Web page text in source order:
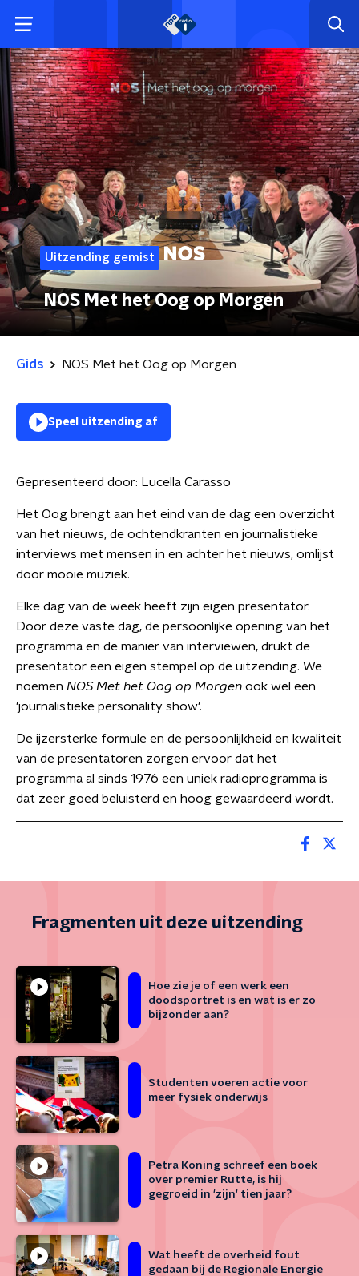
Uitzending gemist
NOS Met het Oog op Morgen
Gids NOS Met het Oog op Morgen
Speel uitzending af
Gepresenteerd door: Lucella Carasso
Het Oog brengt aan het eind van de dag een overzicht
van het nieuws, de ochtendkranten en journalistieke
interviews met mensen in en achter het nieuws, omlijst
door mooie muziek.
Elke dag van de week heeft zijn eigen presentator.
Door deze vaste dag, de persoonlijke opening van het
programma en de manier van interviewen, drukt de
presentator een eigen stempel op de uitzending. We
noemen NOS Met het Oog op Morgen ook wel een
'journalistieke personality show'.
De ijzersterke formule en de persoonlijkheid en kwaliteit
van de presentatoren zorgen ervoor dat het
programma al sinds 1976 een uniek radioprogramma is
dat zeer goed beluisterd en hoog gewaardeerd wordt.
Fragmenten uit deze uitzending
Hoe zie je of een werk een
doodsportret is en wat is er zo
bijzonder aan?
Studenten voeren actie voor
meer fysiek onderwijs
Petra Koning schreef een boek
over premier Rutte, is hij
gegroeid in 'zijn' tien jaar?
Wat heeft de overheid fout
gedaan bij de Regionale Energie